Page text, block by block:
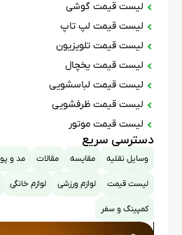
لیست قیمت گوشی
لیست قیمت لپ تاپ
لیست قیمت تلویزیون
لیست قیمت یخچال
لیست قیمت لباسشویی
لیست قیمت ظرفشویی
لیست قیمت موتور
دسترسی سریع
وسایل نقلیه مقایسه مقالات مد و
لیست قیمت لوازم ورزشی لوازم خانگی
کمپینگ و سفر